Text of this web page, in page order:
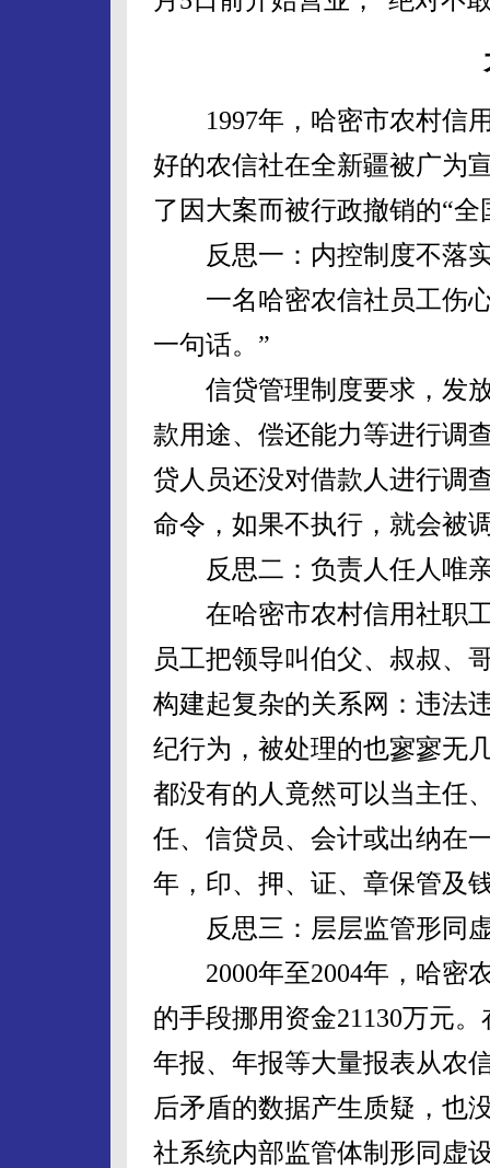
1997年，哈密市农村信用
好的农信社在全新疆被广为
了因大案而被行政撤销的“
反思一：内控制度不落实
一名哈密农信社员工伤心
一句话。”
信贷管理制度要求，发放
款用途、偿还能力等进行调
贷人员还没对借款人进行调
命令，如果不执行，就会被
反思二：负责人任人唯亲
在哈密市农村信用社职工
员工把领导叫伯父、叔叔、
构建起复杂的关系网：违法
纪行为，被处理的也寥寥无
都没有的人竟然可以当主任
任、信贷员、会计或出纳在
年，印、押、证、章保管及
反思三：层层监管形同虚
2000年至2004年，哈密
的手段挪用资金21130万元
年报、年报等大量报表从农
后矛盾的数据产生质疑，也
社系统内部监管体制形同虚